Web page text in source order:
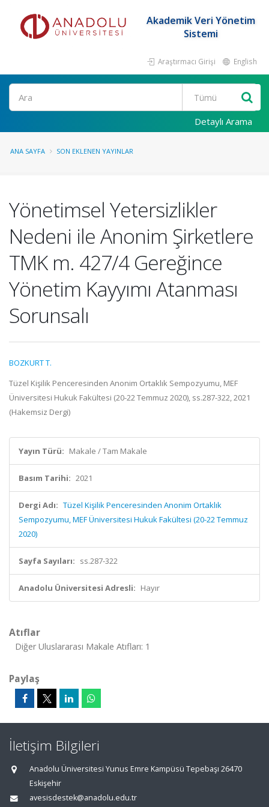
Akademik Veri Yönetim
Sistemi
Araştırmacı Girişi English
Ara
Detaylı Arama
ANA SAYFA SON EKLENEN YAYINLAR
Yönetimsel Yetersizlikler
Nedeni ile Anonim Şirketlere
TMK m. 427/4 Gereğince
Yönetim Kayyımı Atanması
Sorunsalı
BOZKURT T.
Tüzel Kişilik Penceresinden Anonim Ortaklık Sempozyumu, MEF
Üniversitesi Hukuk Fakültesi (20-22 Temmuz 2020), ss.287-322, 2021
(Hakemsiz Dergi)
Yayın Türü: Makale / Tam Makale
Basım Tarihi: 2021
Dergi Adı: Tüzel Kişilik Penceresinden Anonim Ortaklık
Sempozyumu, MEF Üniversitesi Hukuk Fakültesi (20-22 Temmuz
2020)
Sayfa Sayıları: ss.287-322
Anadolu Üniversitesi Adresli: Hayır
Atıflar
Diğer Uluslararası Makale Atıfları: 1
Paylaş
İletişim Bilgileri
Anadolu Üniversitesi Yunus Emre Kampüsü Tepebaşı 26470
Eskişehir
avesisdestek@anadolu.edu.tr